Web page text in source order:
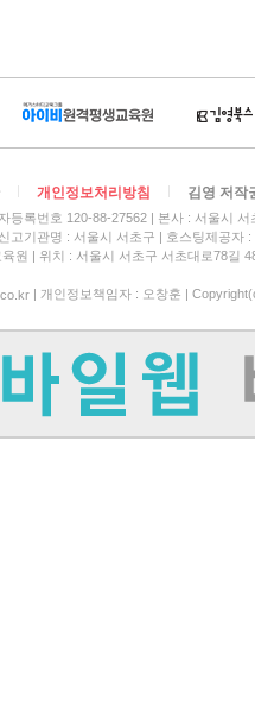
개인정보처리방침 김영 저작
등록번호 120-88-27562
본사 : 서울시
신고기관명 : 서울시 서초구
호스팅제공자
원 | 위치 : 서울시 서초구 서초대로78길
| 개인정보책임자 : 오창훈 |